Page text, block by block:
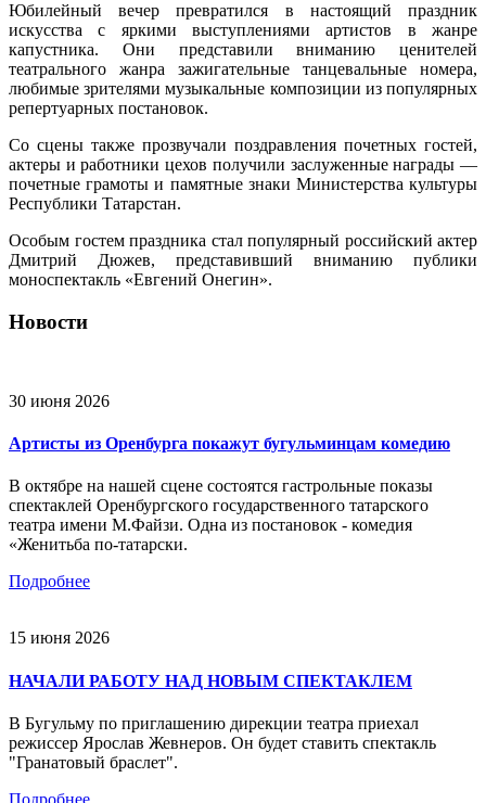
Юбилейный вечер превратился в настоящий праздник
искусства с яркими выступлениями артистов в жанре
капустника. Они представили вниманию ценителей
театрального жанра зажигательные танцевальные номера,
любимые зрителями музыкальные композиции из популярных
репертуарных постановок.
Со сцены также прозвучали поздравления почетных гостей,
актеры и работники цехов получили заслуженные награды —
почетные грамоты и памятные знаки Министерства культуры
Республики Татарстан.
Особым гостем праздника стал популярный российский актер
Дмитрий Дюжев, представивший вниманию публики
моноспектакль «Евгений Онегин».
Новости
30 июня 2026
Артисты из Оренбурга покажут бугульминцам комедию
В октябре на нашей сцене состоятся гастрольные показы
спектаклей Оренбургского государственного татарского
театра имени М.Файзи. Одна из постановок - комедия
«Женитьба по-татарски.
Подробнее
15 июня 2026
НАЧАЛИ РАБОТУ НАД НОВЫМ СПЕКТАКЛЕМ
В Бугульму по приглашению дирекции театра приехал
режиссер Ярослав Жевнеров. Он будет ставить спектакль
"Гранатовый браслет".
Подробнее